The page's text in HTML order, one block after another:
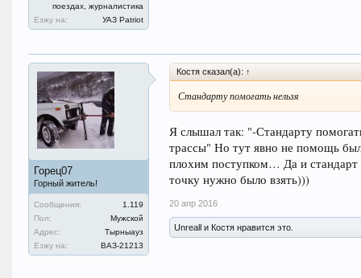
поездах, журналистика
Езжу на:
УАЗ Patriot
Горец07
Горный житель!
Сообщения:
1.119
Пол:
Мужской
Адрес:
Тырныауз
Езжу на:
ВАЗ-21213
Костя сказал(а): ↑
Стандарту помогать нельзя
Я слышал так: "-Стандарту
трассы" Но тут явно не помощь
плохим поступком… Да и стандарт
точку нужно было взять)))
20 апр 2016
Unreall и Костя нравится это.